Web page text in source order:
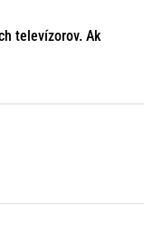
televízorov. Ak